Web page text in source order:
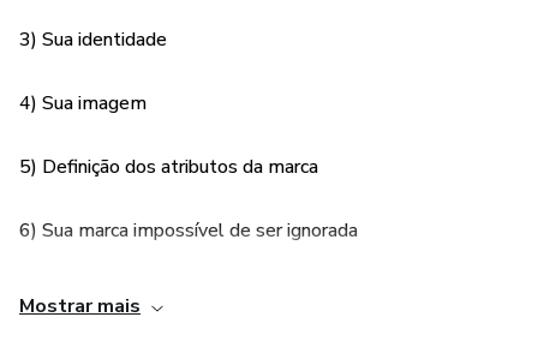
3) Sua identidade
4) Sua imagem
5) Definição dos atributos da marca
6) Sua marca impossível de ser ignorada
Mostrar mais